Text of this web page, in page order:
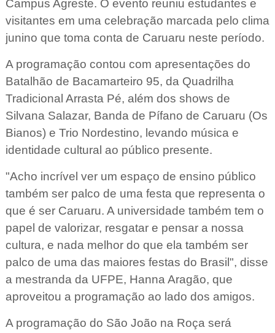
Campus Agreste. O evento reuniu estudantes e
visitantes em uma celebração marcada pelo clima
junino que toma conta de Caruaru neste período.
A programação contou com apresentações do
Batalhão de Bacamarteiro 95, da Quadrilha
Tradicional Arrasta Pé, além dos shows de
Silvana Salazar, Banda de Pífano de Caruaru (Os
Bianos) e Trio Nordestino, levando música e
identidade cultural ao público presente.
"Acho incrível ver um espaço de ensino público
também ser palco de uma festa que representa o
que é ser Caruaru. A universidade também tem o
papel de valorizar, resgatar e pensar a nossa
cultura, e nada melhor do que ela também ser
palco de uma das maiores festas do Brasil", disse
a mestranda da UFPE, Hanna Aragão, que
aproveitou a programação ao lado dos amigos.
A programação do São João na Roça será